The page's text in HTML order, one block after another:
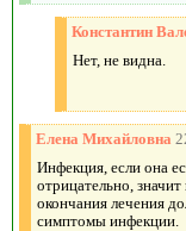
Константин
Нет, не видна.
Елена Михайловна
Инфекция, если она
отрицательно,
окончания лечения
симптомы инфекции.